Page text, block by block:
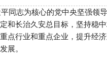
同志为核心的党中央坚强领
和长治久安总目标，坚持稳
点行业和重点企业，提升经
展。